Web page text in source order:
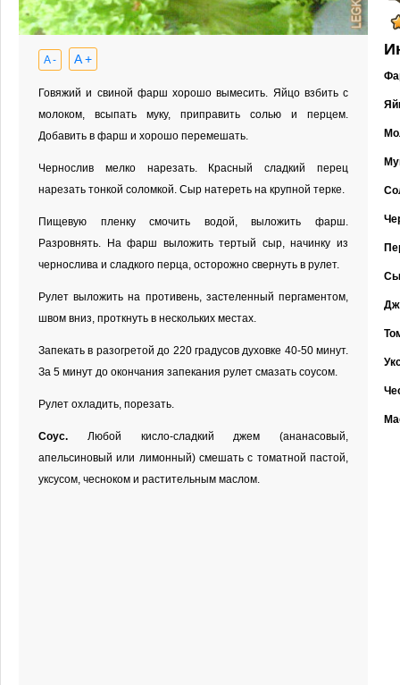
A - A +
Говяжий и свиной фарш хорошо вымесить. Яйцо взбить с
молоком, всыпать муку, приправить солью и перцем.
Добавить в фарш и хорошо перемешать.
Чернослив мелко нарезать. Красный сладкий перец
нарезать тонкой соломкой. Сыр натереть на крупной терке.
Пищевую пленку смочить водой, выложить фарш.
Разровнять. На фарш выложить тертый сыр, начинку из
чернослива и сладкого перца, осторожно свернуть в рулет.
Рулет выложить на противень, застеленный пергаментом,
швом вниз, проткнуть в нескольких местах.
Запекать в разогретой до 220 градусов духовке 40-50 минут.
За 5 минут до окончания запекания рулет смазать соусом.
Рулет охладить, порезать.
Соус. Любой кисло-сладкий джем (ананасовый,
апельсиновый или лимонный) смешать с томатной пастой,
уксусом, чесноком и растительным маслом.